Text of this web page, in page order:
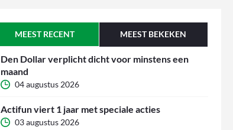
MEEST RECENT MEEST BEKEKEN
Den Dollar verplicht dicht voor minstens een
maand
04 augustus 2026
Actifun viert 1 jaar met speciale acties
03 augustus 2026